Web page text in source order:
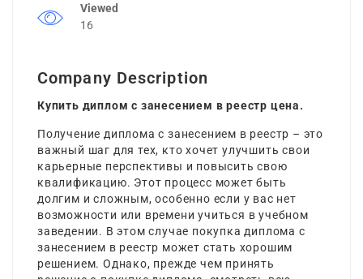
Viewed
16
Company Description
Купить диплом с занесением в реестр цена.
Получение диплома с занесением в реестр – это
важный шаг для тех, кто хочет улучшить свои
карьерные перспективы и повысить свою
квалификацию. Этот процесс может быть
долгим и сложным, особенно если у вас нет
возможности или времени учиться в учебном
заведении. В этом случае покупка диплома с
занесением в реестр может стать хорошим
решением. Однако, прежде чем принять